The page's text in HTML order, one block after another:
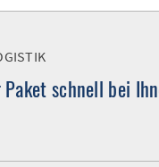
schnell bei